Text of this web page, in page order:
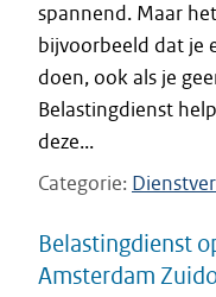
spannend. Maar
bijvoorbeeld dat je
doen, ook als je
Belastingdienst
deze...
Categorie
Belastingdienst
Amsterdam